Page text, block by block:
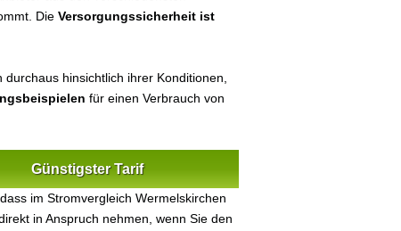
Die Versorgungssicherheit ist
hinsichtlich ihrer Konditionen,
für einen Verbrauch von
Günstigster Tarif
im Stromvergleich Wermelskirchen
in Anspruch nehmen, wenn Sie den